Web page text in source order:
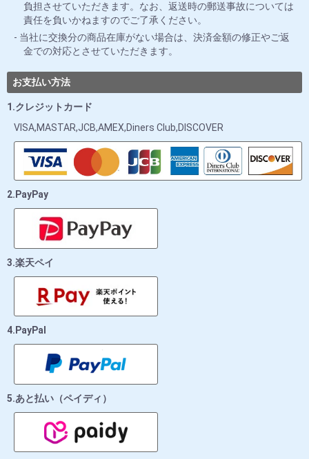
負担させていただきます。なお、返送時の郵送事故については
責任を負いかねますのでご了承ください。
当社に交換分の商品在庫がない場合は、決済金額の修正やご返
金での対応とさせていただきます。
お支払い方法
1.クレジットカード
VISA,MASTAR,JCB,AMEX,Diners Club,DISCOVER
2.PayPay
3.楽天ペイ
4.PayPal
5.あと払い（ペイディ）